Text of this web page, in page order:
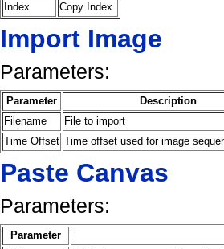
Index
Copy Index
Import Image
Parameters:
Parameter
Description
Filename
File to import
Time Offset Time offset used for image
Paste Canvas
Parameters:
Parameter